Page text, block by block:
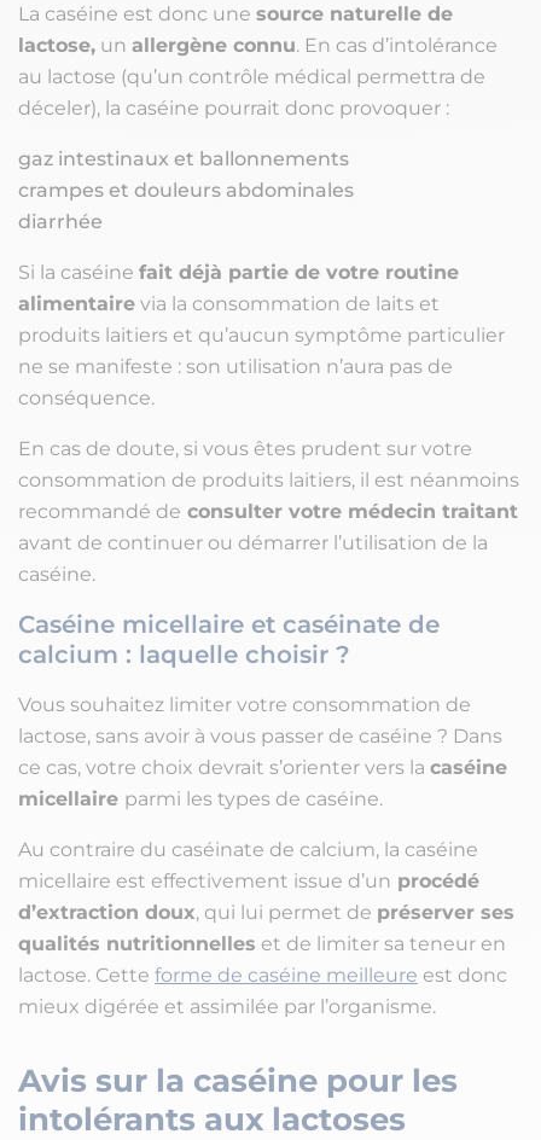
La caséine est donc une source naturelle de
lactose, un allergène connu. En cas d’intolérance
au lactose (qu’un contrôle médical permettra de
déceler), la caséine pourrait donc provoquer :
gaz intestinaux et ballonnements
crampes et douleurs abdominales
diarrhée
Si la caséine fait déjà partie de votre routine
alimentaire via la consommation de laits et
produits laitiers et qu’aucun symptôme particulier
ne se manifeste : son utilisation n’aura pas de
conséquence.
En cas de doute, si vous êtes prudent sur votre
consommation de produits laitiers, il est néanmoins
recommandé de consulter votre médecin traitant
avant de continuer ou démarrer l’utilisation de la
caséine.
Caséine micellaire et caséinate de
calcium : laquelle choisir ?
Vous souhaitez limiter votre consommation de
lactose, sans avoir à vous passer de caséine ? Dans
ce cas, votre choix devrait s’orienter vers la caséine
micellaire parmi les types de caséine.
Au contraire du caséinate de calcium, la caséine
micellaire est effectivement issue d’un procédé
d’extraction doux, qui lui permet de préserver ses
qualités nutritionnelles et de limiter sa teneur en
lactose. Cette forme de caséine meilleure est donc
mieux digérée et assimilée par l’organisme.
Avis sur la caséine pour les
intolérants aux lactoses